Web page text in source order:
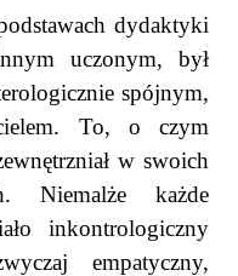
dydaktyki
uczonym, był
spójnym,
To, o czym
w swoich
Niemalże każde
inkontrologiczny
empatyczny,